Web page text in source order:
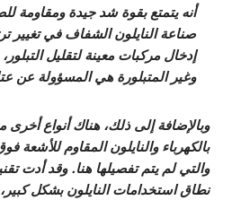
أنه يتمتع بقوة شد جيدة ومقاومة
صناعة النايلون الشفاف في تغيير
إدخال مركبات معينة لتقليل
وغير المتبلورة هي المسؤولة عن
وبالإضافة إلى ذلك، هناك أنواع أخرى
بالكهرباء والنايلون المقاوم للأشعة
والتي لم يتم تفصيلها هنا. وقد أدت
نطاق استخدامات النايلون بشكل